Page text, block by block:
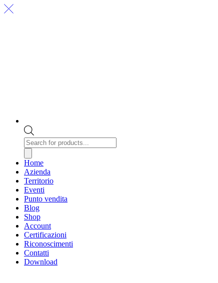
Products
search
Home
Azienda
Territorio
Eventi
Punto vendita
Blog
Shop
Account
Certificazioni
Riconoscimenti
Contatti
Download